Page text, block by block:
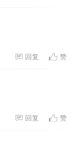
回复 赞
回复 赞